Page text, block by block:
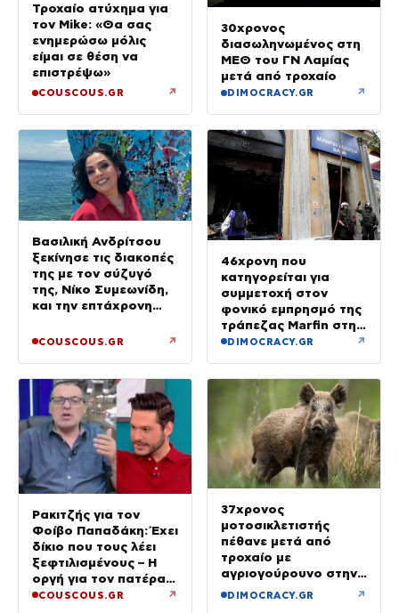
Τροχαίο ατύχημα για
τον Mike: «Θα σας
ενημερώσω μόλις
είμαι σε θέση να
επιστρέψω»
COUSCOUS.GR ↗
30χρονος
διασωληνωμένος στη
ΜΕΘ του ΓΝ Λαμίας
μετά από τροχαίο
DIMOCRACY.GR ↗
Βασιλική Ανδρίτσου
ξεκίνησε τις διακοπές
της με τον σύζυγό
της, Νίκο Συμεωνίδη,
και την επτάχρονη
COUSCOUS.GR ↗
46χρονη που
κατηγορείται για
συμμετοχή στον
φονικό εμπρησμό της
τράπεζας Marfin στην
Αθήνα
DIMOCRACY.GR ↗
Ρακιτζής για τον
Φοίβο Παπαδάκη: Έχει
δίκιο που τους λέει
ξεφτιλισμένους – Η
οργή για τον πατέρα
του
COUSCOUS.GR ↗
37χρονος
μοτοσικλετιστής
πέθανε μετά από
τροχαίο με
αγριογούρουνο στην
Εύβοια
DIMOCRACY.GR ↗